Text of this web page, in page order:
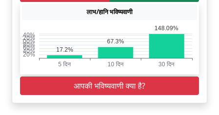
लाभ/हानि भविष्यवाणी
आपकी भविष्यवाणी क्या है?